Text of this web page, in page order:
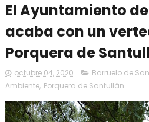
El Ayuntamiento
acaba con un
Porquera de
octubre 04, 2020 Barruelo de
Ambiente, Porquera de Santullán